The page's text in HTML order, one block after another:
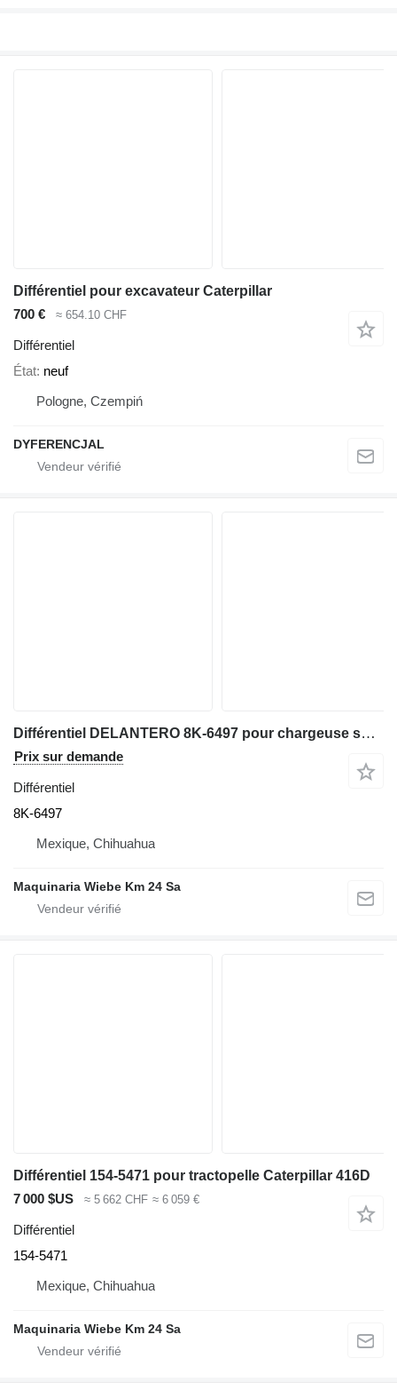
Différentiel pour excavateur Caterpillar
700 €
≈ 654.10 CHF
Différentiel
État neuf
Pologne, Czempiń
DYFERENCJAL
Différentiel DELANTERO 8K-6497 pour chargeuse sur pneus Caterpillar 950
Prix sur demande
Différentiel
8K-6497
Mexique, Chihuahua
Maquinaria Wiebe Km 24 Sa
Différentiel 154-5471 pour tractopelle Caterpillar 416D
7 000 $US
≈ 5 662 CHF ≈ 6 059 €
Différentiel
154-5471
Mexique, Chihuahua
Maquinaria Wiebe Km 24 Sa